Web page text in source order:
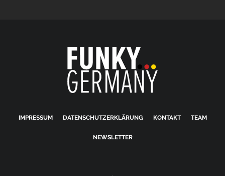
IMPRESSUM DATENSCHUTZERKLÄRUNG KONTAKT TEAM
NEWSLETTER